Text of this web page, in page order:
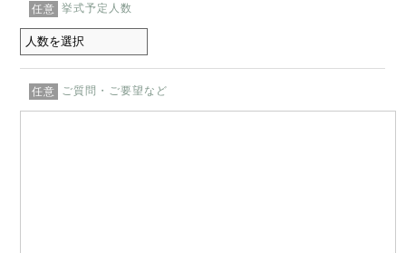
任意 挙式予定人数
任意 ご質問・ご要望など